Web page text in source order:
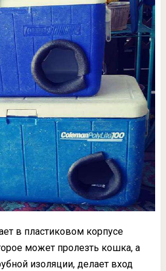
в пластиковом корпусе
может пролезть кошка, а
изоляции, делает вход